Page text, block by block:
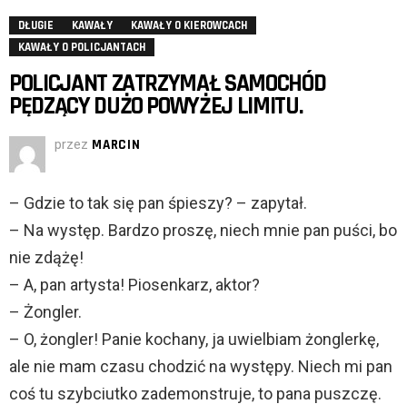
DŁUGIE KAWAŁY
KAWAŁY O KIEROWCACH
KAWAŁY O POLICJANTACH
POLICJANT ZATRZYMAŁ SAMOCHÓD
PĘDZĄCY DUŻO POWYŻEJ LIMITU.
przez MARCIN
– Gdzie to tak się pan śpieszy? – zapytał.
– Na występ. Bardzo proszę, niech mnie pan puści, bo
nie zdążę!
– A, pan artysta! Piosenkarz, aktor?
– Żongler.
– O, żongler! Panie kochany, ja uwielbiam żonglerkę,
ale nie mam czasu chodzić na występy. Niech mi pan
coś tu szybciutko zademonstruje, to pana puszczę.